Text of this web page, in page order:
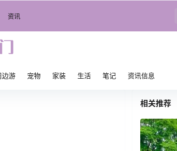
资讯
边游 宠物 家装 生活 笔记 资讯信息
相关推荐